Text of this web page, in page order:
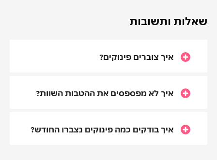
שאלות ותשובות
איך צוברים פינוקים?
איך לא מפספסים את ההטבות השוות?
איך בודקים כמה פינוקים נצברו החודש?